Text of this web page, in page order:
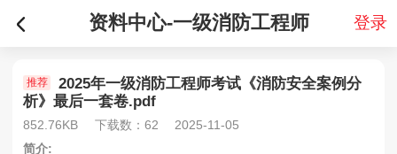
资料中心-一级消防工程师 登录
推荐
2025年一级消防工程师考试《消防安全案例分
析》最后一套卷.pdf
852.76KB 下载数：62
2025-11-05
简介: